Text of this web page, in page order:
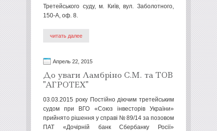
Третейського суду, м. Київ, вул. Заболотного,
150-А, оф. 8.
читать далее
Апрель 22, 2015
До уваги Ламбріно С.М. та ТОВ
"АГРОТЕХ"
03.03.2015 року Постійно діючим третейським
судом при ВГО «Союз інвесторів України»
прийнято рішення у справі № 89/14 за позовом
ПАТ «Дочірній банк Сбербанку Росії»